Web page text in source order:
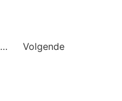
… Volgende